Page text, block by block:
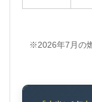
※2026年7月の